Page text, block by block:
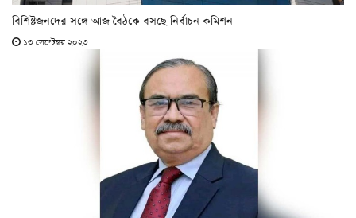
বিশিষ্টজনদের সঙ্গে আজ বৈঠকে বসছে নির্বাচন কমিশন
১৩ সেপ্টেম্বর ২০২৩